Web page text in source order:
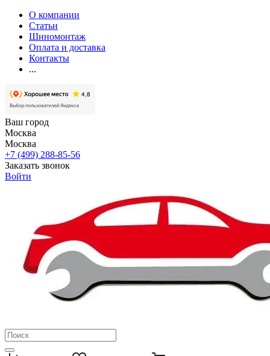
О компании
Статьи
Шиномонтаж
Оплата и доставка
Контакты
...
Ваш город
Москва
Москва
+7 (499) 288-85-56
Заказать звонок
Войти